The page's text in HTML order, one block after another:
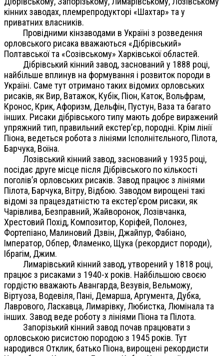
кінних заводах, племрепродукторі «Шахтар» та у
приватних власників.
Провідними кінзаводами в Україні з розведення
орловського рисака вважаються «Дібрівський»
Полтавської та «Созівському» Харківської областей.
Дібрівський кінний завод, заснований у 1888 році,
найбільше вплинув на формування і розвиток породи в
Україні. Саме тут отримано таких відомих орловських
рисаків, як Вир, Ватажок, Кубік, Піон, Каток, Вольфрам,
Кронос, Крик, Афоризм, Дельфін, Пустун, Ваза та багато
інших. Рисаки дібрівського типу мають добре виражений
упряжний тип, правильний екстер’єр, породні. Крім лінії
Піона, ведеться робота з лініями Ісполнітєльного, Пілота,
Барчука, Воїна.
Лозівський кінний завод, заснований у 1935 році,
посідає друге місце після Дібрівського по кількості
поголів’я орловських рисаків. Завод працює з лініями
Пілота, Барчука, Вітру, Відбою. Заводом вирощені такі
відомі за працездатністю та екстер’єром рисаки, як
Чарівлива, Безправний, Жайворонок, Лозівчанка,
Хрестовий Похід, Композитор, Коріфей, Полонез,
Фортепіано, Малиновий Дзвін, Джайпур, Фабіано,
Імператор, Обпер, Фламенко, Щука (рекордист породи),
Ібрагім, Джим.
Лимарівський кінний завод, утворений у 1818 році,
працює з рисаками з 1940-х років. Найбільшою своєю
гордістю вважають Авангарда, Везувія, Вельможу,
Віртуоза, Водевіля, Пані, Демарша, Аргумента, Дубка,
Лаврового, Ласкавца, Лимарівку, Любистка, Люмінала та
інших. Завод веде роботу з лініями Піона та Пілота.
Запорізький кінний завод почав працювати з
орловською рисистою породою з 1945 років. Тут
народився Отклик, батько Піона, вирощені рекордисти